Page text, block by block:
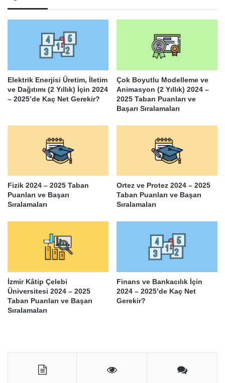
Elektrik Enerjisi Üretim, İletim
ve Dağıtımı (2 Yıllık) İçin 2024
– 2025’de Kaç Net Gerekir?
Çok Boyutlu Modelleme ve
Animasyon (2 Yıllık) 2024 –
2025 Taban Puanları ve
Başarı Sıralamaları
Fizik 2024 – 2025 Taban
Puanları ve Başarı
Sıralamaları
Ortez ve Protez 2024 – 2025
Taban Puanları ve Başarı
Sıralamaları
İzmir Kâtip Çelebi
Üniversitesi 2024 – 2025
Taban Puanları ve Başarı
Sıralamaları
Finans ve Bankacılık İçin
2024 – 2025’de Kaç Net
Gerekir?